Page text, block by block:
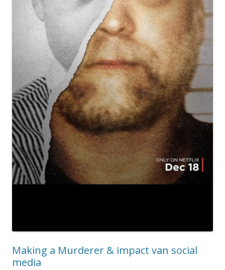
Making a Murderer & impact van social
media